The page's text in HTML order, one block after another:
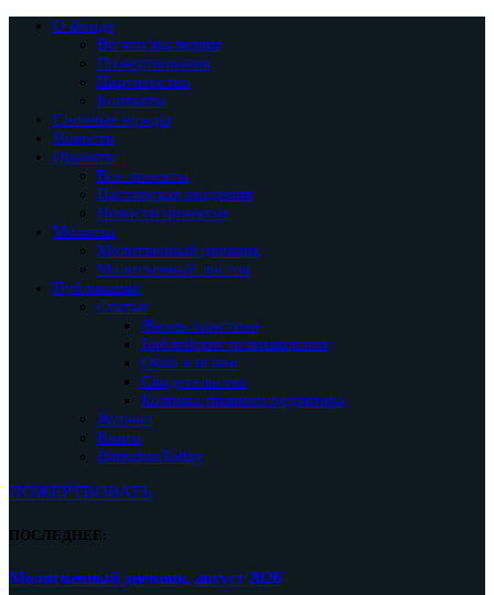
О фонде
Во что мы верим
Пожертвования
Партнерство
Контакты
Срочные нужды
Новости
Проекты
Все проекты
Пасторская академия
Новости проектов
Молитва
Молитвенный дневник
Молитвенный листок
Публикации
Статьи
Жизнь христиан
Библейские размышления
Окно в ислам
Свидетельства
Колонка главного редактора
Журнал
Книги
BarnabasToday
ПОЖЕРТВОВАТЬ
ПОСЛЕДНЕЕ:
Молитвенный дневник, август 2026